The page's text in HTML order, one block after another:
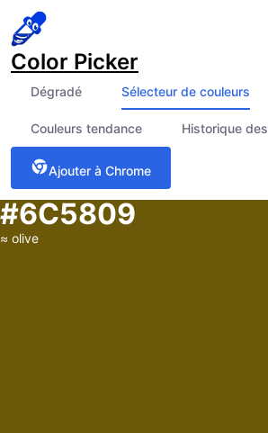
Color Picker
Dégradé Sélecteur de couleurs
Couleurs tendance Historique
Ajouter à Chrome
#6C5809
≈ olive